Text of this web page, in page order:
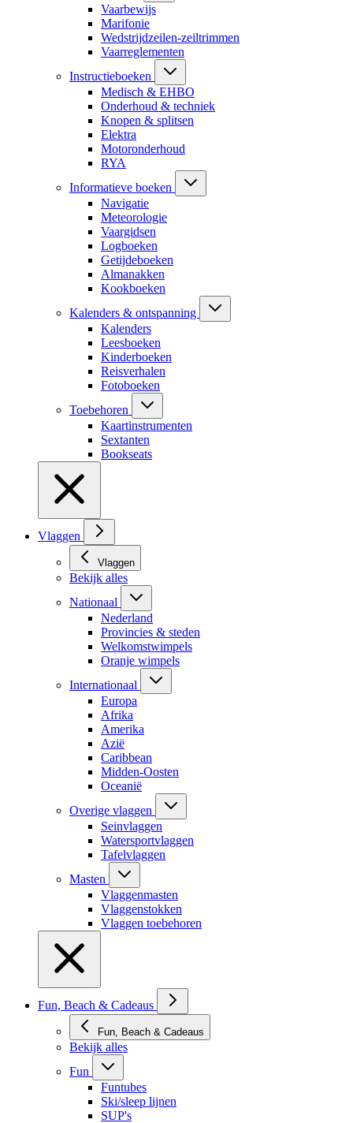
Vaarbewijs
Marifonie
Wedstrijdzeilen-zeiltrimmen
Vaarreglementen
Instructieboeken
Medisch & EHBO
Onderhoud & techniek
Knopen & splitsen
Elektra
Motoronderhoud
RYA
Informatieve boeken
Navigatie
Meteorologie
Vaargidsen
Logboeken
Getijdeboeken
Almanakken
Kookboeken
Kalenders & ontspanning
Kalenders
Leesboeken
Kinderboeken
Reisverhalen
Fotoboeken
Toebehoren
Kaartinstrumenten
Sextanten
Bookseats
Vlaggen
Vlaggen
Bekijk alles
Nationaal
Nederland
Provincies & steden
Welkomstwimpels
Oranje wimpels
Internationaal
Europa
Afrika
Amerika
Azië
Caribbean
Midden-Oosten
Oceanië
Overige vlaggen
Seinvlaggen
Watersportvlaggen
Tafelvlaggen
Masten
Vlaggenmasten
Vlaggenstokken
Vlaggen toebehoren
Fun, Beach & Cadeaus
Fun, Beach & Cadeaus
Bekijk alles
Fun
Funtubes
Ski/sleep lijnen
SUP's